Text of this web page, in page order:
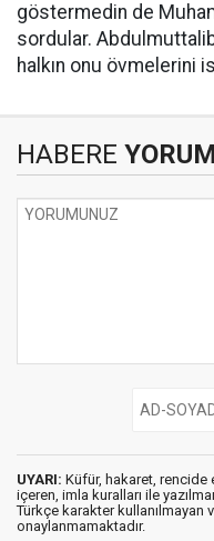
göstermedin de
sordular.
halkın onu övmelerini
HABERE
UYARI: Küfür, hakaret, rencide
içeren, imla kuralları ile
Türkçe karakter kullanılmayan
onaylanmamaktadır.